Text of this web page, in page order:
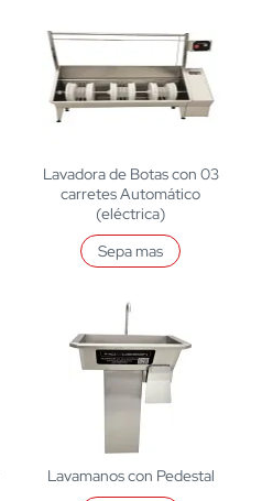
Lavadora de Botas con 03
carretes Automático
(eléctrica)
Sepa mas
Lavamanos con Pedestal